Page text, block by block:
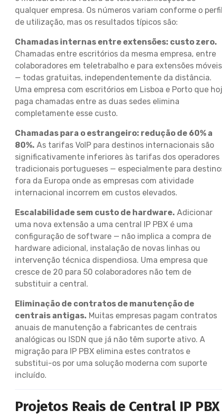
qualquer empresa. Os números variam conforme o
de utilização, mas os resultados típicos são:
Chamadas internas entre extensões: custo zero.
Chamadas entre escritórios da mesma empresa, entre
colaboradores em teletrabalho e para extensões móveis
— todas gratuitas, independentemente da distância.
Uma empresa com escritórios em Lisboa e Porto que
paga chamadas entre as duas sedes elimina
completamente esse custo.
Chamadas para o estrangeiro: redução de 60% a
80%. As tarifas VoIP para destinos internacionais são
significativamente inferiores às tarifas dos operadores
tradicionais portugueses — especialmente para
fora da Europa onde as empresas com atividade
internacional incorrem em custos elevados.
Escalabilidade sem custo de hardware. Adicionar
uma nova extensão a uma central IP PBX é uma
configuração de software — não implica a compra de
hardware adicional, instalação de novas linhas ou
intervenção técnica dispendiosa. Uma empresa que
cresce de 20 para 50 colaboradores não tem de
substituir a central.
Eliminação de contratos de manutenção de
centrais antigas. Muitas empresas pagam contratos
anuais de manutenção a fabricantes de centrais
analógicas ou ISDN que já não têm suporte ativo. A
migração para IP PBX elimina estes contratos e
substitui-os por uma solução moderna com suporte
incluído.
Projetos Reais de Central IP PBX